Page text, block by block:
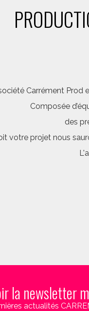
Carrément Prod
Composée
des
votre projet nous
la newsletter
actualités